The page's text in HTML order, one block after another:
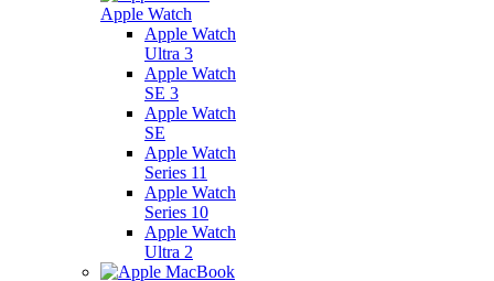
Apple Watch
Apple Watch
Ultra 3
Apple Watch
SE 3
Apple Watch
SE
Apple Watch
Series 11
Apple Watch
Series 10
Apple Watch
Ultra 2